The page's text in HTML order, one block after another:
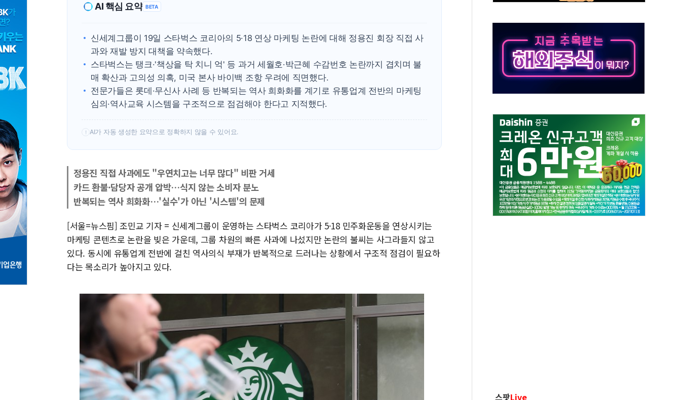
트럼프 "금리 내려야"…파월 때와 달리 워시엔 톤 낮춰
특정 정치인 측근 포항시 정책특보 내정설...포항시 '시끌'
李 "해남 태양광, 대한민국 다음 100년 밑거름…수도권 집중 완화 전환점"
AI 핵심 요약 BETA
신세계그룹이 19일 스타벅스 코리아의 5·18 연상 마케팅 논란에 대해 정용진 회장 직접 사
과와 재발 방지 대책을 약속했다.
스타벅스는 탱크·'책상을 탁 치니 억' 등 과거 세월호·박근혜 수감번호 논란까지 겹치며 불
매 확산과 고의성 의혹, 미국 본사 바이백 조항 우려에 직면했다.
전문가들은 롯데·무신사 사례 등 반복되는 역사 희화화를 계기로 유통업계 전반의 마케팅
심의·역사교육 시스템을 구조적으로 점검해야 한다고 지적했다.
! AI가 자동 생성한 요약으로 정확하지 않을 수 있어요.
정용진 직접 사과에도 "우연치고는 너무 많다" 비판 거세
카드 환불·담당자 공개 압박…식지 않는 소비자 분노
반복되는 역사 희화화…'실수'가 아닌 '시스템'의 문제
[서울=뉴스핌] 조민교 기자 = 신세계그룹이 운영하는 스타벅스 코리아가 5·18 민주화운동을 연상시키는
마케팅 콘텐츠로 논란을 빚은 가운데, 그룹 차원의 빠른 사과에 나섰지만 논란의 불씨는 사그라들지 않고
있다. 동시에 유통업계 전반에 걸친 역사의식 부재가 반복적으로 드러나는 상황에서 구조적 점검이 필요하
다는 목소리가 높아지고 있다.
스팟Live